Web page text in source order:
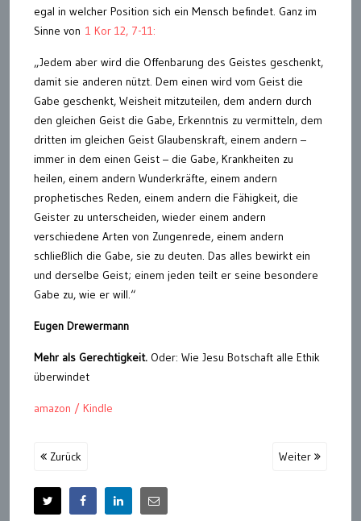
egal in welcher Position sich ein Mensch befindet. Ganz im
Sinne von 1 Kor 12, 7-11:
„Jedem aber wird die Offenbarung des Geistes geschenkt,
damit sie anderen nützt. Dem einen wird vom Geist die
Gabe geschenkt, Weisheit mitzuteilen, dem andern durch
den gleichen Geist die Gabe, Erkenntnis zu vermitteln, dem
dritten im gleichen Geist Glaubenskraft, einem andern –
immer in dem einen Geist – die Gabe, Krankheiten zu
heilen, einem andern Wunderkräfte, einem andern
prophetisches Reden, einem andern die Fähigkeit, die
Geister zu unterscheiden, wieder einem andern
verschiedene Arten von Zungenrede, einem andern
schließlich die Gabe, sie zu deuten. Das alles bewirkt ein
und derselbe Geist; einem jeden teilt er seine besondere
Gabe zu, wie er will.“
Eugen Drewermann
Mehr als Gerechtigkeit. Oder: Wie Jesu Botschaft alle Ethik
überwindet
amazon / Kindle
Zurück Weiter